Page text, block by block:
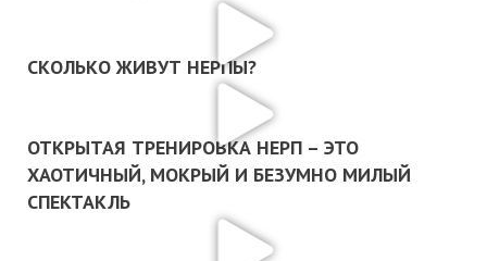
СКОЛЬКО ЖИВУТ НЕРПЫ?
ОТКРЫТАЯ ТРЕНИРОВКА НЕРП – ЭТО
ХАОТИЧНЫЙ, МОКРЫЙ И БЕЗУМНО МИЛЫЙ
СПЕКТАКЛЬ